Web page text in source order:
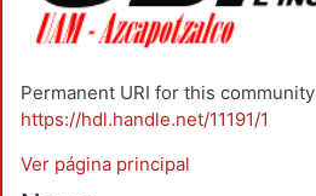
Permanent URI for this community
https://hdl.handle.net/11191/1
Ver página principal